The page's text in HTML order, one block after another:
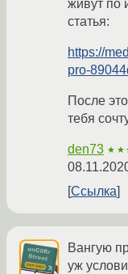
живут по
статья:
https://
pro-
После
тебя
den73
Ссылка
Вангую
уж